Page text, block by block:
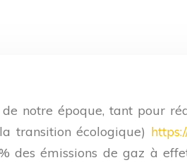
notre époque, tant pour
transition écologique)
émissions de gaz à